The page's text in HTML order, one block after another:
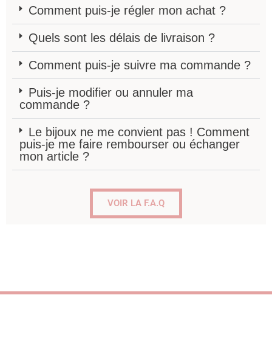
Comment puis-je régler mon achat ?
Quels sont les délais de livraison ?
Comment puis-je suivre ma commande ?
Puis-je modifier ou annuler ma
commande ?
Le bijoux ne me convient pas ! Comment
puis-je me faire rembourser ou échanger
mon article ?
VOIR LA F.A.Q